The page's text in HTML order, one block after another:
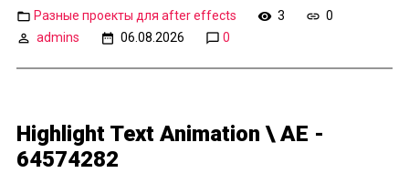
Разные проекты для after effects 3
0
admins
06.08.2026 0
Highlight Text Animation \ AE -
64574282